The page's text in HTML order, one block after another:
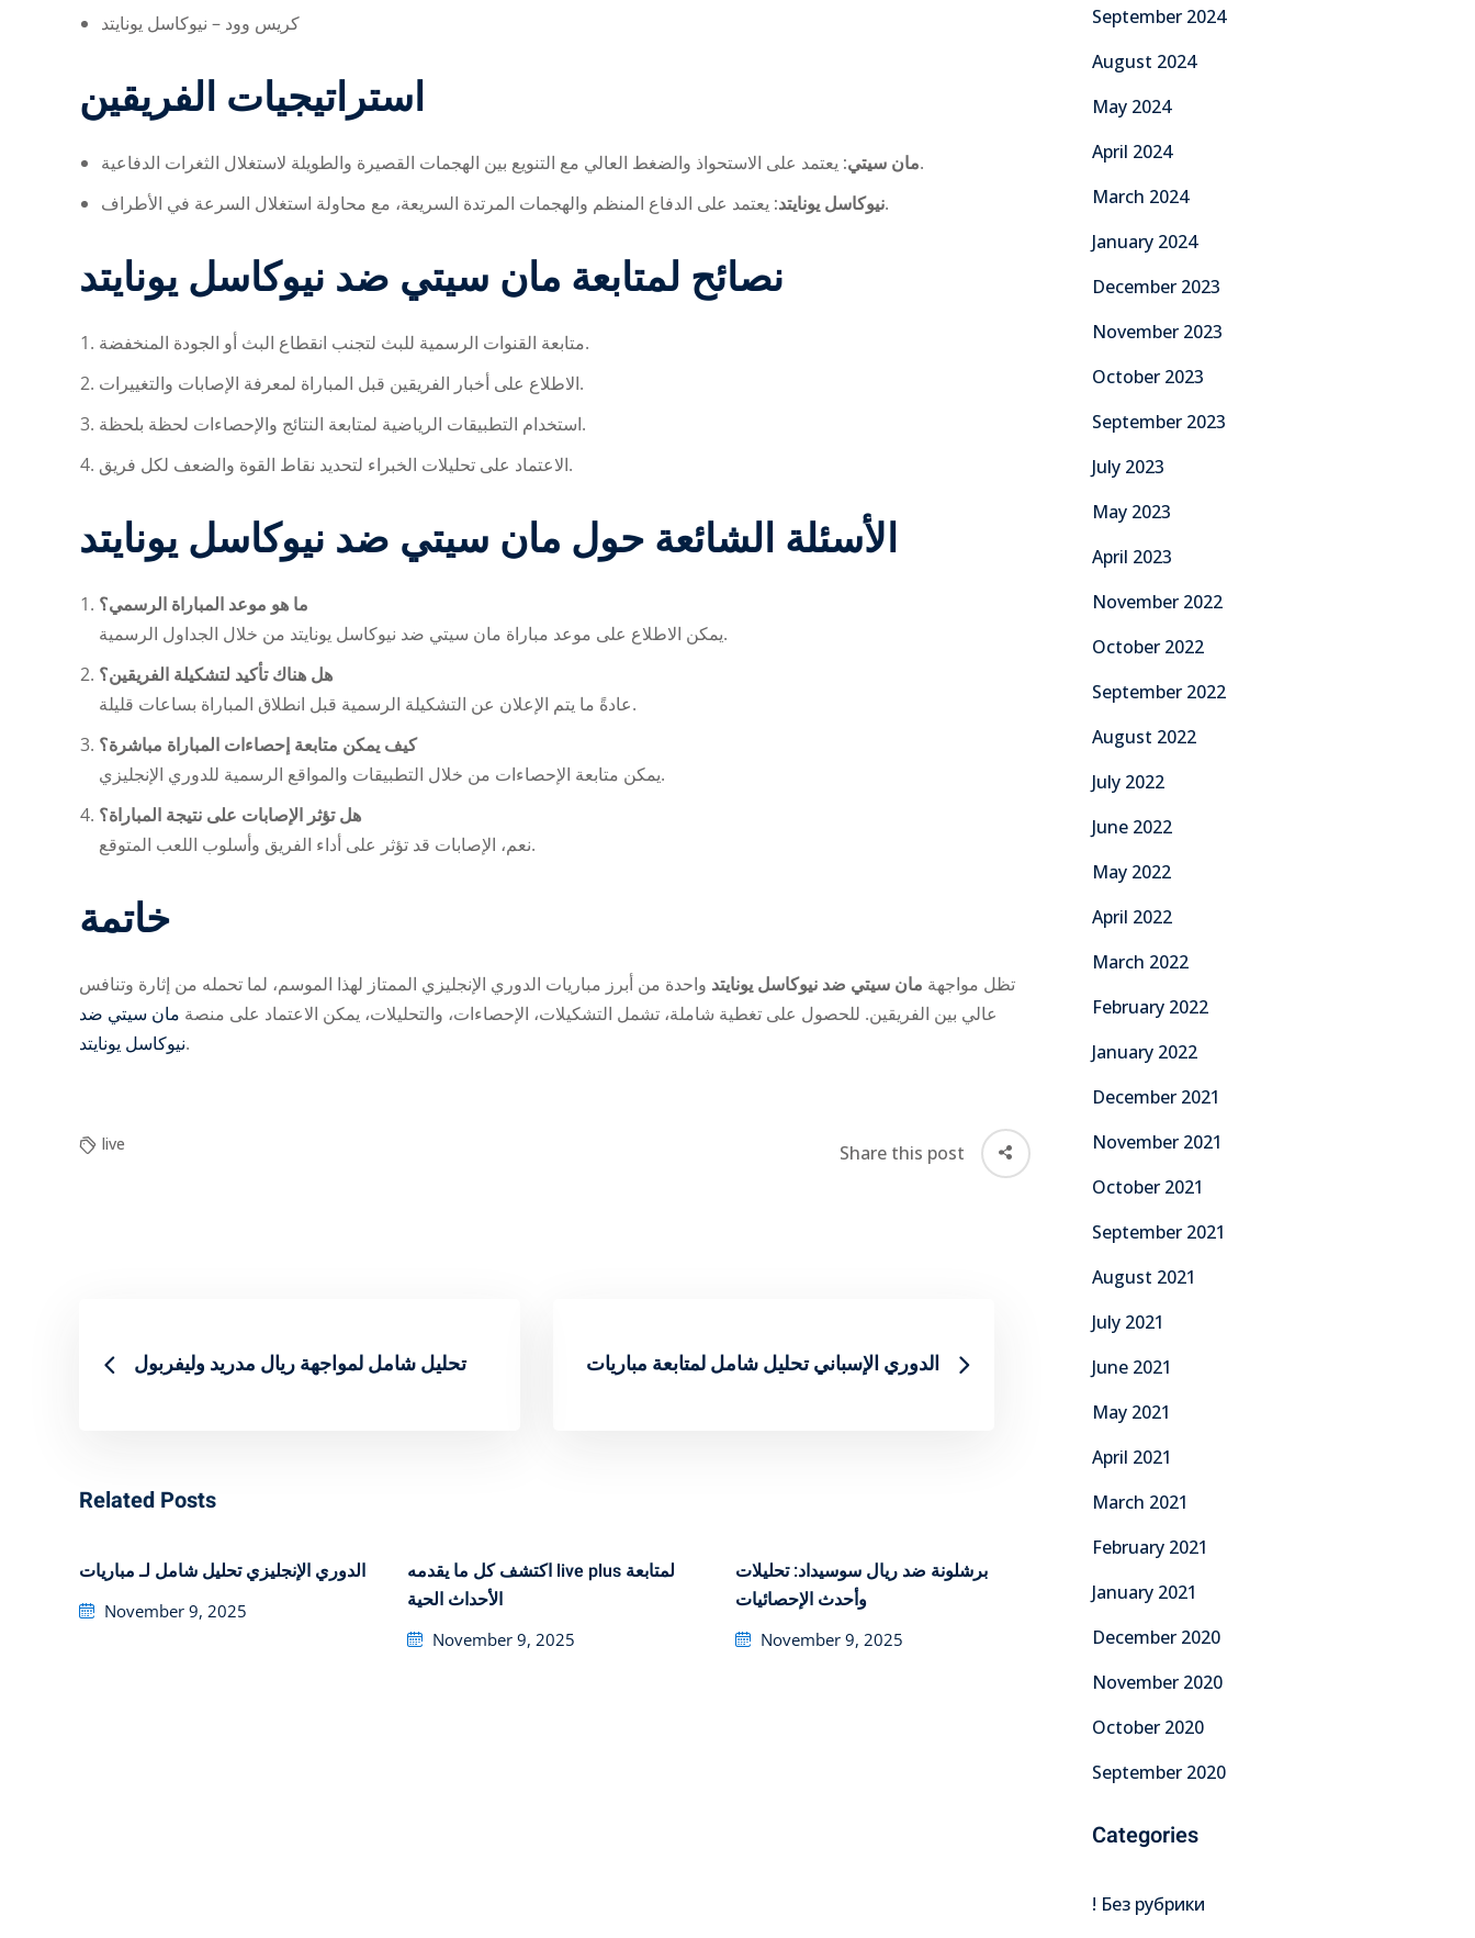
كريس وود – نيوكاسل يونايتد
استراتيجيات الفريقين
مان سيتي:يعتمد على الاستحواذ والضغط العالي مع التنويع بين الهجمات القصيرة والطويلة لاستغلال الثغرات الدفاعية.
نيوكاسل يونايتد:يعتمد على الدفاع المنظم والهجمات المرتدة السريعة، مع محاولة استغلال السرعة في الأطراف.
نصائح لمتابعة مان سيتي ضد نيوكاسل يونايتد
متابعة القنوات الرسمية للبث لتجنب انقطاع البث أو الجودة المنخفضة.
الاطلاع على أخبار الفريقين قبل المباراة لمعرفة الإصابات والتغييرات.
استخدام التطبيقات الرياضية لمتابعة النتائج والإحصاءات لحظة بلحظة.
الاعتماد على تحليلات الخبراء لتحديد نقاط القوة والضعف لكل فريق.
الأسئلة الشائعة حول مان سيتي ضد نيوكاسل يونايتد
ما هو موعد المباراة الرسمي؟
يمكن الاطلاع على موعد مباراة مان سيتي ضد نيوكاسل يونايتد
من خلال الجداول الرسمية.
هل هناك تأكيد لتشكيلة الفريقين؟
عادةً ما يتم الإعلان عن التشكيلة الرسمية قبل انطلاق المباراة بساعات قليلة.
كيف يمكن متابعة إحصاءات المباراة مباشرة؟
يمكن متابعة الإحصاءات من خلال التطبيقات والمواقع الرسمية للدوري الإنجليزي.
هل تؤثر الإصابات على نتيجة المباراة؟
نعم، الإصابات قد تؤثر على أداء الفريق وأسلوب اللعب المتوقع.
خاتمة
تظل مواجهة مان سيتي ضد نيوكاسل يونايتد واحدة من أبرز مباريات الدوري الإنجليزي الممتاز لهذا الموسم، لما تحمله من إثارة وتنافس
عالي بين الفريقين. للحصول على تغطية شاملة، تشمل التشكيلات، الإحصاءات، والتحليلات، يمكن الاعتماد على منصة مان سيتي ضد
نيوكاسل يونايتد.
live Share this post
تحليل شامل لمواجهة ريال مدريد وليفربول تحليل شامل لمتابعة مباريات ‎الدوري الإسباني
Related Posts
تحليل شامل لـ مباريات ‎الدوري الإنجليزي
Posted
November 9, 2025
اكتشف كل ما يقدمه live plus لمتابعة
الأحداث الحية
Posted
November 9, 2025
برشلونة ضد ريال سوسيداد: تحليلات
وأحدث الإحصائيات
Posted
November 9, 2025
September 2024
August 2024
May 2024
April 2024
March 2024
January 2024
December 2023
November 2023
October 2023
September 2023
July 2023
May 2023
April 2023
November 2022
October 2022
September 2022
August 2022
July 2022
June 2022
May 2022
April 2022
March 2022
February 2022
January 2022
December 2021
November 2021
October 2021
September 2021
August 2021
July 2021
June 2021
May 2021
April 2021
March 2021
February 2021
January 2021
December 2020
November 2020
October 2020
September 2020
Categories
! Без рубрики